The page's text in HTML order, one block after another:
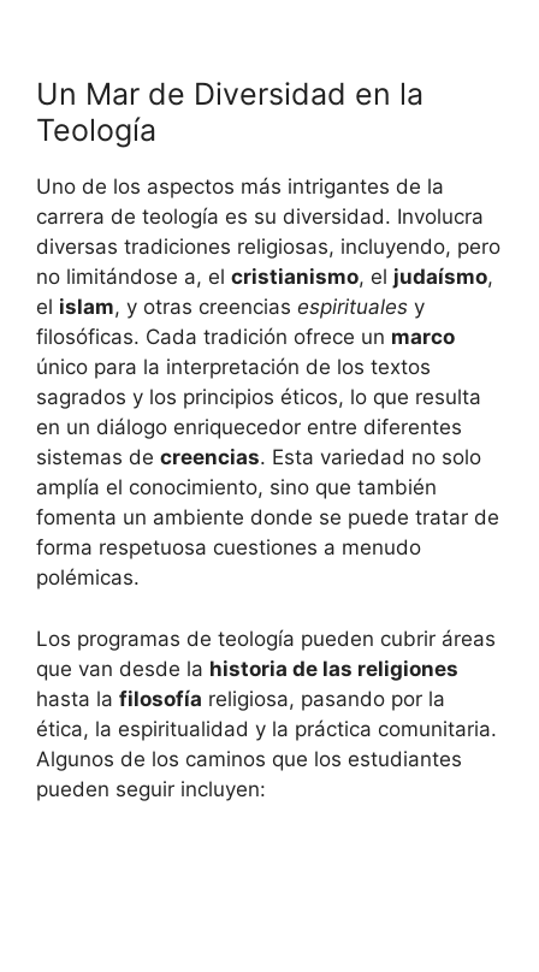
Un Mar de Diversidad en la
Teología
Uno de los aspectos más intrigantes de la
carrera de teología es su diversidad. Involucra
diversas tradiciones religiosas, incluyendo, pero
no limitándose a, el cristianismo, el judaísmo,
el islam, y otras creencias espirituales y
filosóficas. Cada tradición ofrece un marco
único para la interpretación de los textos
sagrados y los principios éticos, lo que resulta
en un diálogo enriquecedor entre diferentes
sistemas de creencias. Esta variedad no solo
amplía el conocimiento, sino que también
fomenta un ambiente donde se puede tratar de
forma respetuosa cuestiones a menudo
polémicas.
Los programas de teología pueden cubrir áreas
que van desde la historia de las religiones
hasta la filosofía religiosa, pasando por la
ética, la espiritualidad y la práctica comunitaria.
Algunos de los caminos que los estudiantes
pueden seguir incluyen: